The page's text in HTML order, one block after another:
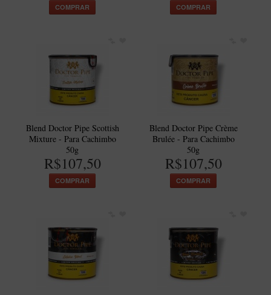
COMPRAR COMPRAR
Blend Doctor Pipe Scottish
Mixture - Para Cachimbo
50g
R$107,50
COMPRAR
Blend Doctor Pipe Crème
Brulée - Para Cachimbo
50g
R$107,50
COMPRAR